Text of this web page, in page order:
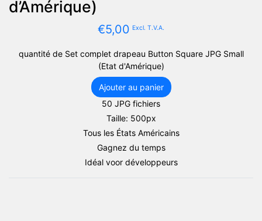
d’Amérique)
€5,00 Excl. T.V.A.
quantité de Set complet drapeau Button Square JPG Small
(Etat d'Amérique)
Ajouter au panier
50 JPG fichiers
Taille: 500px
Tous les États Américains
Gagnez du temps
Idéal voor développeurs